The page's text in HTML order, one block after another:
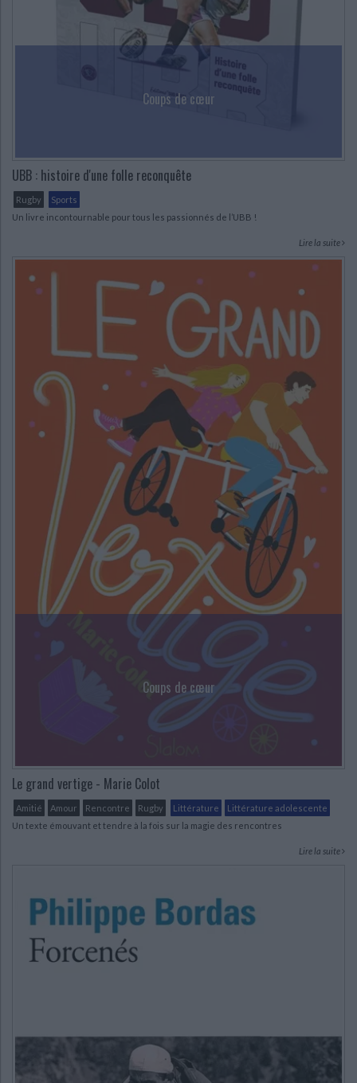
CHARGEMENT...
Coups de cœur
UBB : histoire d'une folle reconquête
Rugby
Sports
Un livre incontournable pour tous les passionnés de l’UBB !
Lire la suite
Coups de cœur
Le grand vertige - Marie Colot
Amitié Amour Rencontre Rugby Littérature
Littérature adolescente
Un texte émouvant et tendre à la fois sur la magie des rencontres
Lire la suite